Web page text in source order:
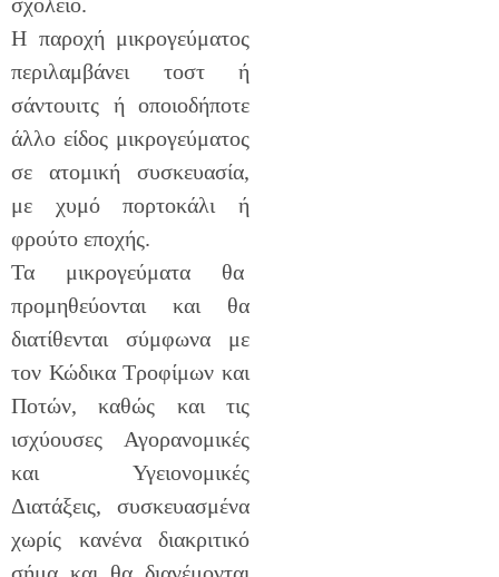
Η παροχή μικρογεύματος
περιλαμβάνει τοστ ή
σάντουιτς ή οποιοδήποτε
άλλο είδος μικρογεύματος
σε ατομική συσκευασία,
με χυμό πορτοκάλι ή
φρούτο εποχής.
Τα μικρογεύματα θα
προμηθεύονται και θα
διατίθενται σύμφωνα με
τον Κώδικα Τροφίμων και
Ποτών, καθώς και τις
ισχύουσες Αγορανομικές
και Υγειονομικές
Διατάξεις, συσκευασμένα
χωρίς κανένα διακριτικό